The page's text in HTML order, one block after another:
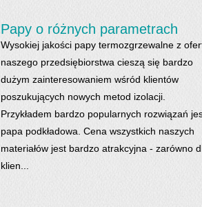
Papy o różnych parametrach
Wysokiej jakości papy termozgrzewalne z
naszego przedsiębiorstwa cieszą się bardzo
dużym zainteresowaniem wśród klientów
poszukujących nowych metod izolacji.
Przykładem bardzo popularnych rozwiązań
papa podkładowa. Cena wszystkich naszych
materiałów jest bardzo atrakcyjna - zarówno
klien...